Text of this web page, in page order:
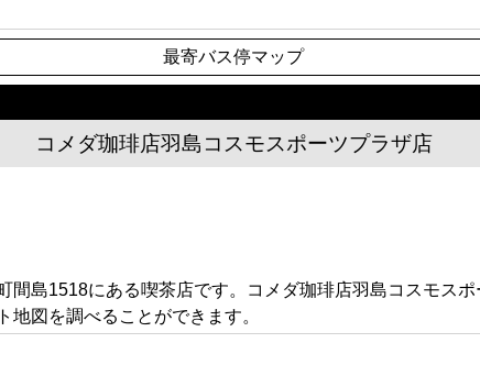
最寄バス停マップ
コメダ珈琲店羽島コスモスポーツプラザ店
島1518にある喫茶店です。コメダ珈琲店羽島コスモス
図を調べることができます。